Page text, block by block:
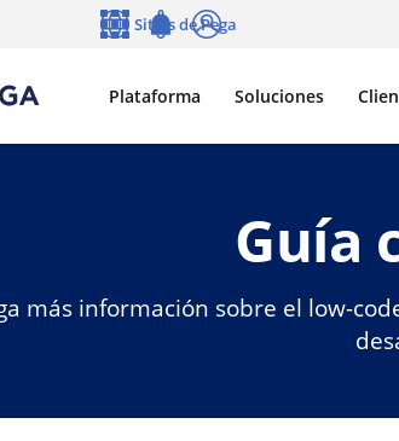
Plataforma Soluciones
Sitios de Pega
Guía
más información sobre el low-